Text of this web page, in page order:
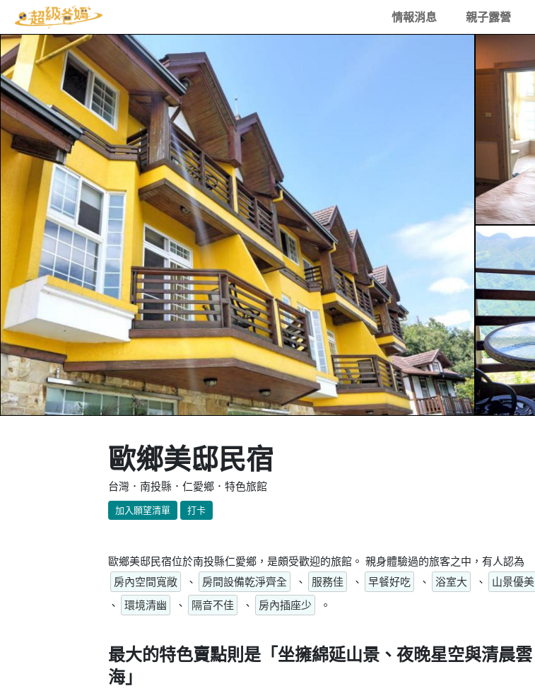
情報消息 親子露營
歐鄉美邸民宿
台灣．南投縣．仁愛鄉．特色旅館
加入願望清單 打卡
歐鄉美邸民宿位於南投縣仁愛鄉，是頗受歡迎的旅館。 親身體驗過的旅客之中，有人認為
房內空間寬敞
、 房間設備乾淨齊全 、 服務佳 、 早餐好吃 、 浴室大 、
山景優美
、
環境清幽 、 隔音不佳 、 房內插座少 。
最大的特色賣點則是「坐擁綿延山景、夜晚星空與清晨雲
海」